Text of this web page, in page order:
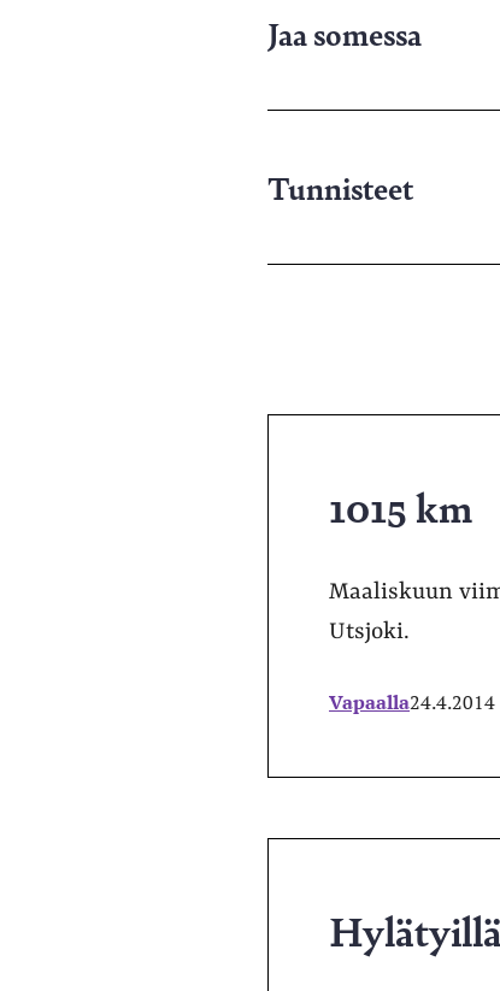
Jaa somessa
Tunnisteet
1015 km
Maaliskuun
Utsjoki.
Vapaalla24.4.2014